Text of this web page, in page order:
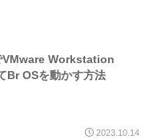
Workstation
Br OSを動かす方法
2023.10.14